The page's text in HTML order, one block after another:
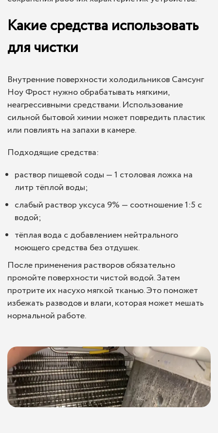
Какие средства использовать
для чистки
Внутренние поверхности холодильников Самсунг
Ноу Фрост нужно обрабатывать мягкими,
неагрессивными средствами. Использование
сильной бытовой химии может повредить пластик
или повлиять на запахи в камере.
Подходящие средства:
раствор пищевой соды — 1 столовая ложка на
литр тёплой воды;
слабый раствор уксуса 9% — соотношение 1:5 с
водой;
тёплая вода с добавлением нейтрального
моющего средства без отдушек.
После применения растворов обязательно
промойте поверхности чистой водой. Затем
протрите их насухо мягкой тканью. Это поможет
избежать разводов и влаги, которая может мешать
нормальной работе.